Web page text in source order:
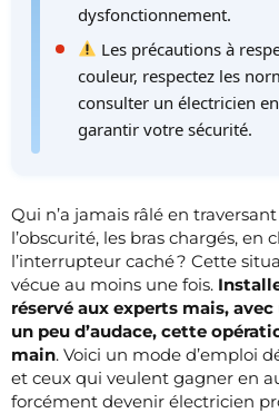
dysfonctionnement.
Les précautions à
couleur, respectez les
consulter un électricien
garantir votre sécurité.
Qui n’a jamais râlé en
l’obscurité, les bras chargés,
l’interrupteur caché ? Cette
vécue au moins une fois.
réservé aux experts mais,
un peu d’audace, cette
main. Voici un mode d’emploi
et ceux qui veulent gagner en
forcément devenir électricien